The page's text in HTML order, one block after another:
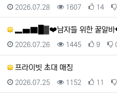
등록일
2026.07.28 조회
1607 추천
14
▂▅▇█▓❤️남자들 위한 꿀
등록일
2026.07.26 조회
1445 추천
9
프라이빗 초대 매칭
등록일
2026.07.25 조회
1152 추천
11